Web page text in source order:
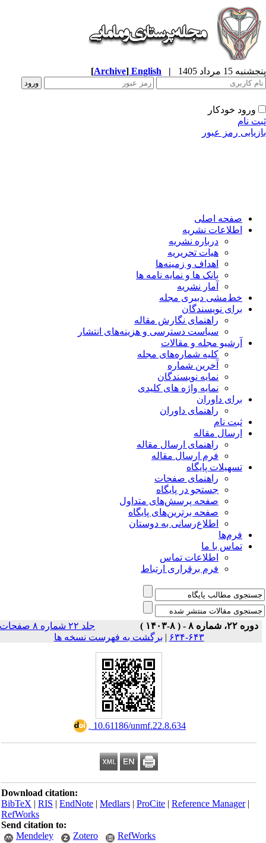
15 مرداد 1405 |
English
[Archive]
ورود خودکار
نام
رمز عبور
صفحه اصلی
اطلاعات نشریه
درباره نشریه
هیات تحریریه
اهداف و زمینه‌ها
بانک ها و نمایه نامه ها
آمار نشریه
خط‌مشی دبیری مجله
برای نویسندگان
راهنمای نگارش مقاله
سیاست دسترسی و هزینه‌های انتشار
آرشیو مجله و مقالات
کلیه شماره‌های مجله
آخرین شماره
نمایه نویسندگان
نمایه واژه های کلیدی
برای داوران
راهنمای داوران
ثبت نام
ارسال مقاله
راهنمای ارسال مقاله
فرم ارسال مقاله
تسهیلات پایگاه
راهنمای صفحات
جستجو در پایگاه
صفحه پرسش‌های متداول
صفحه برترین‌های پایگاه
اطلاع‌رسانی به دوستان
فرم‌ها
تماس با ما
اطلاعات تماس
فرم برقراری ارتباط
دوره ۲۲، شماره ۸ - ( ۸-۱۴۰۳ )
جلد ۲۲ شماره ۸ صفحات
۶۴۳-۶۳۴
| برگشت به فهرست نسخه ها
‎ 10.61186/unmf.22.8.634
Download citation:
BibTeX|RIS|EndNote|Medlars|ProCite|Reference Manager
RefWorks
Send citation to:
Mendeley
Zotero RefWorks